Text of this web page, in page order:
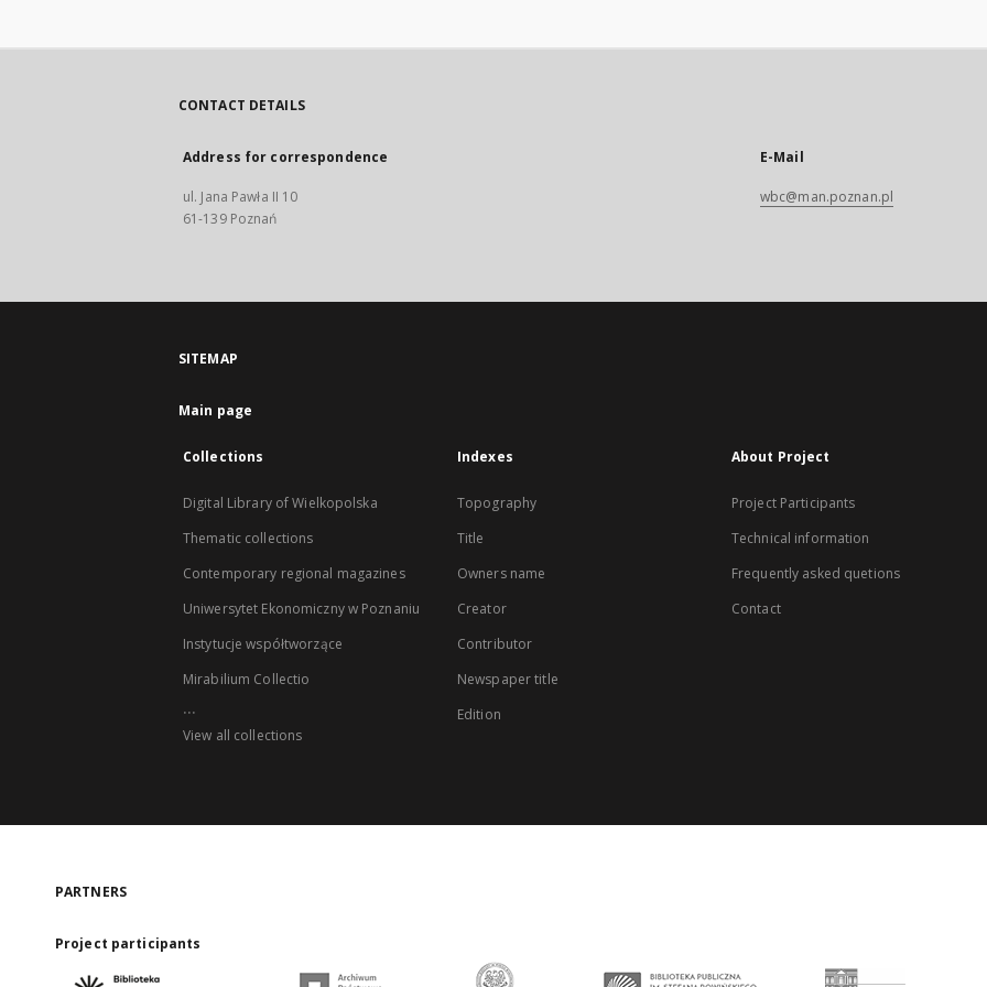
CONTACT DETAILS
Address for correspondence
ul. Jana Pawła II 10
61-139 Poznań
E-Mail
wbc@man.poznan.pl
SITEMAP
Main page
Collections
Digital Library of Wielkopolska
Thematic collections
Contemporary regional magazines
Uniwersytet Ekonomiczny w Poznaniu
Instytucje współtworzące
Mirabilium Collectio
...
View all collections
Indexes
Topography
Title
Owners name
Creator
Contributor
Newspaper title
Edition
About Project
Project Participants
Technical information
Frequently asked quetions
Contact
PARTNERS
Project participants